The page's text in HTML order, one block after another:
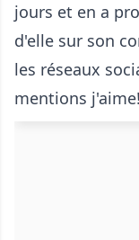
jours et en a
d'elle sur son
les réseaux
mentions j'aime!